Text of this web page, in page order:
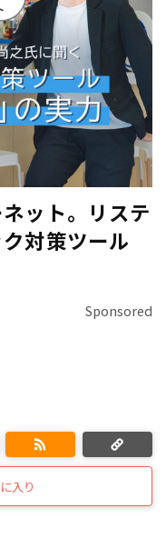
ット。リステ
対策ツール
Sponsored
入り